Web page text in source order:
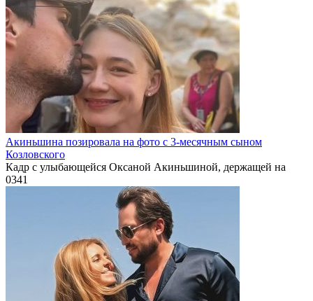
Акиньшина позировала на фото с 3-месячным сыном
Козловского
Кадр с улыбающейся Оксаной Акиньшиной, держащей на
0341